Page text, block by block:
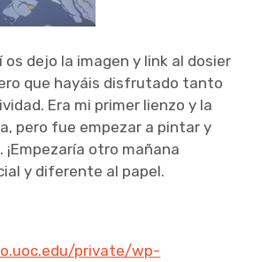
os dejo la imagen y link al dosier
que hayáis disfrutado tanto
Era mi primer lienzo y la
pero fue empezar a pintar y
otro mañana
y diferente al papel.
private/wp-